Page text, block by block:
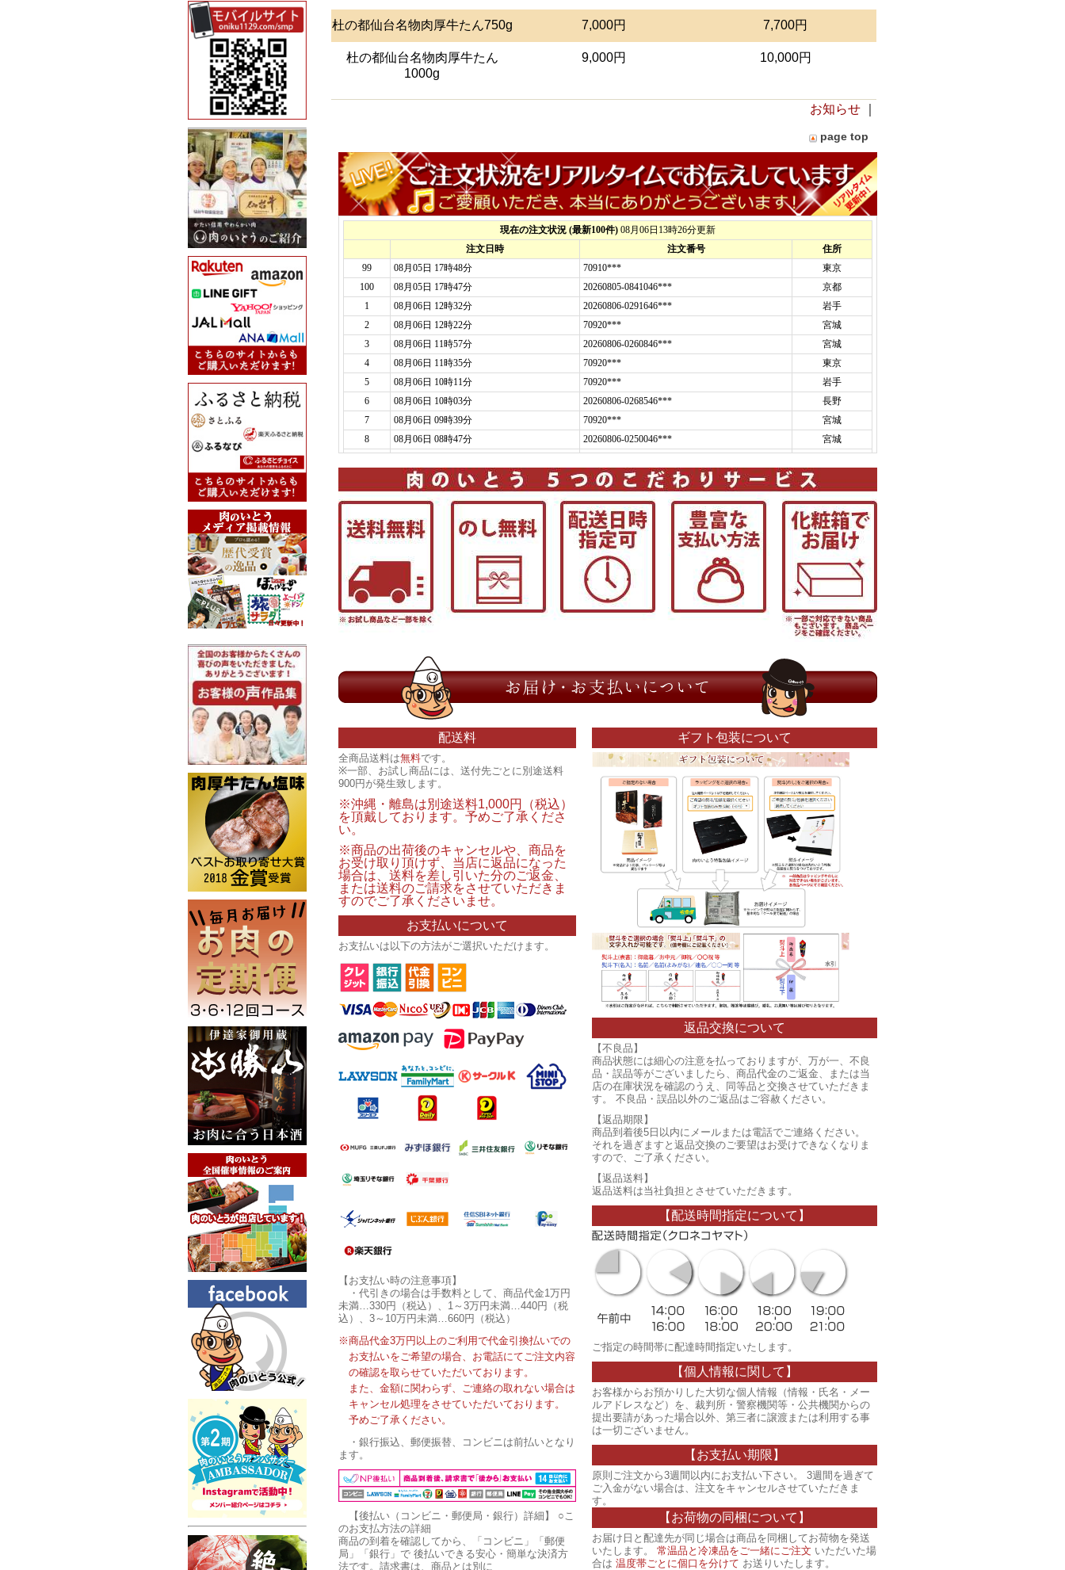
杜の都仙台名物肉厚牛たん750g 7,000円 7,700円
杜の都仙台名物肉厚牛たん
1000g
9,000円 10,000円
お知らせ
page top
配送料
全商品送料は無料です。
※一部、お試し商品には、送付先ごとに別途送料
900円が発生致します。
※沖縄・離島は別途送料1,000円（税込）
を頂戴しております。予めご了承くださ
い。
※商品の出荷後のキャンセルや、商品を
お受け取り頂けず、当店に返品になった
場合は、送料を差し引いた分のご返金、
または送料のご請求をさせていただきま
すのでご了承くださいませ。
お支払いについて
お支払いは以下の方法がご選択いただけます。
【お支払い時の注意事項】
・代引きの場合は手数料として、商品代金1万円
未満…330円（税込）、1～3万円未満…440円（税
込）、3～10万円未満…660円（税込）
※商品代金3万円以上のご利用で代金引換払いでの
お支払いをご希望の場合、お電話にてご注文内容
の確認を取らせていただいております。
また、金額に関わらず、ご連絡の取れない場合は
キャンセル処理をさせていただいております。
予めご了承ください。
・銀行振込、郵便振替、コンビニは前払いとなり
ます。
【後払い（コンビニ・郵便局・銀行）詳細】
○こ
のお支払方法の詳細
商品の到着を確認してから、「コンビニ」「郵便
局」「銀行」で 後払いできる安心・簡単な決済方
法です。請求書は、商品とは別に
ギフト包装について
返品交換について
【不良品】
商品状態には細心の注意を払っておりますが、万が一、不良
品・誤品等がございましたら、商品代金のご返金、または当
店の在庫状況を確認のうえ、同等品と交換させていただきま
す。 不良品・誤品以外のご返品はご容赦ください。
【返品期限】
商品到着後5日以内にメールまたは電話でご連絡ください。
それを過ぎますと返品交換のご要望はお受けできなくなりま
すので、ご了承ください。
【返品送料】
返品送料は当社負担とさせていただきます。
【配送時間指定について】
ご指定の時間帯に配達時間指定いたします。
【個人情報に関して】
お客様からお預かりした大切な個人情報（情報・氏名・メー
ルアドレスなど）を、裁判所・警察機関等・公共機関からの
提出要請があった場合以外、第三者に譲渡または利用する事
は一切ございません。
【お支払い期限】
原則ご注文から3週間以内にお支払い下さい。 3週間を過ぎて
ご入金がない場合は、注文をキャンセルさせていただきま
す。
【お荷物の同梱について】
お届け日と配達先が同じ場合は商品を同梱してお荷物を発送
いたします。 常温品と冷凍品をご一緒にご注文 いただいた場
合は 温度帯ごとに個口を分けて お送りいたします。